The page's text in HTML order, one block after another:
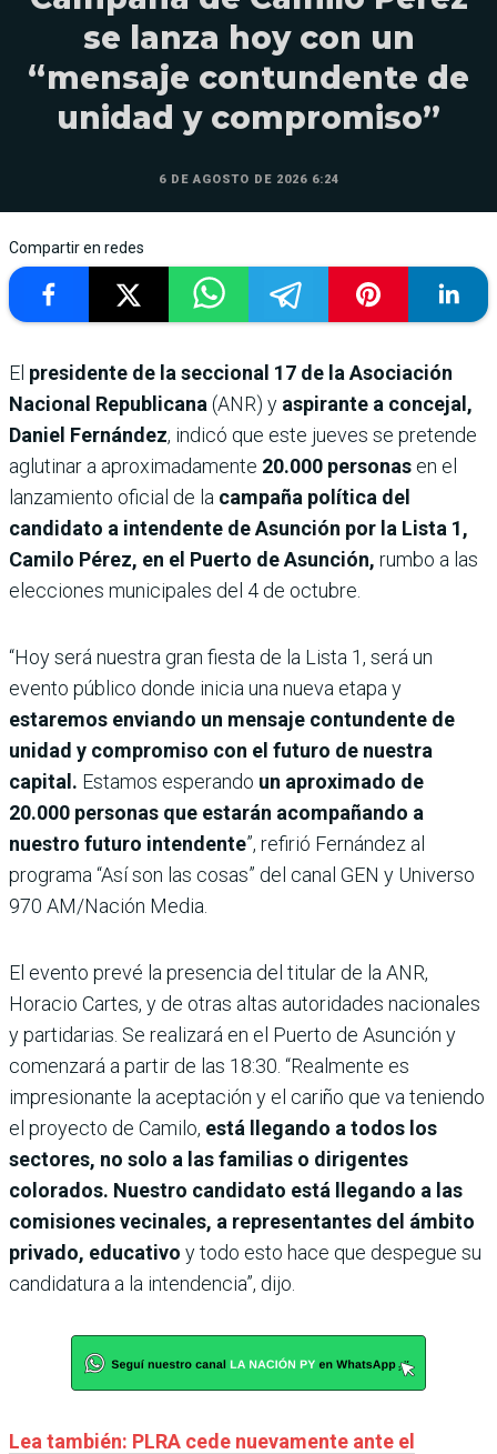
se lanza hoy con un
“mensaje contundente de
unidad y compromiso”
6 DE AGOSTO DE 2026 6:24
Compartir en redes
El presidente de la seccional 17 de la Asociación
Nacional Republicana (ANR) y aspirante a concejal,
Daniel Fernández, indicó que este jueves se pretende
aglutinar a aproximadamente 20.000 personas en el
lanzamiento oficial de la campaña política del
candidato a intendente de Asunción por la Lista 1,
Camilo Pérez, en el Puerto de Asunción, rumbo a las
elecciones municipales del 4 de octubre.
“Hoy será nuestra gran fiesta de la Lista 1, será un
evento público donde inicia una nueva etapa y
estaremos enviando un mensaje contundente de
unidad y compromiso con el futuro de nuestra
capital. Estamos esperando un aproximado de
20.000 personas que estarán acompañando a
nuestro futuro intendente”, refirió Fernández al
programa “Así son las cosas” del canal GEN y Universo
970 AM/Nación Media.
El evento prevé la presencia del titular de la ANR,
Horacio Cartes, y de otras altas autoridades nacionales
y partidarias. Se realizará en el Puerto de Asunción y
comenzará a partir de las 18:30. “Realmente es
impresionante la aceptación y el cariño que va teniendo
el proyecto de Camilo, está llegando a todos los
sectores, no solo a las familias o dirigentes
colorados. Nuestro candidato está llegando a las
comisiones vecinales, a representantes del ámbito
privado, educativo y todo esto hace que despegue su
candidatura a la intendencia”, dijo.
Lea también: PLRA cede nuevamente ante el